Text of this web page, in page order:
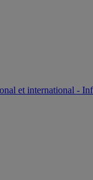
et international -